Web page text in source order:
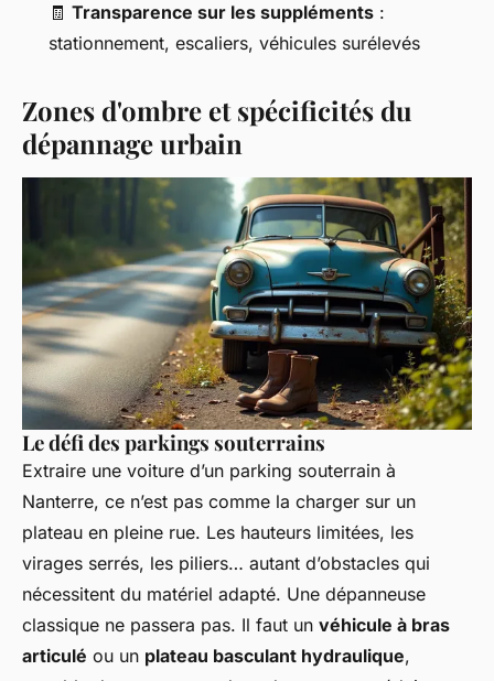
🧾 Transparence sur les suppléments :
stationnement, escaliers, véhicules surélevés
Zones d'ombre et spécificités du
dépannage urbain
Le défi des parkings souterrains
Extraire une voiture d’un parking souterrain à
Nanterre, ce n’est pas comme la charger sur un
plateau en pleine rue. Les hauteurs limitées, les
virages serrés, les piliers… autant d’obstacles qui
nécessitent du matériel adapté. Une dépanneuse
classique ne passera pas. Il faut un véhicule à bras
articulé ou un plateau basculant hydraulique,